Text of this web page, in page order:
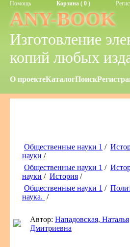
Помощь Корзина ( 0 )
ANY-BOOK
Изготовление
копий любых
О проектеКаталогПоиск
Общественные науки 1 /
науки /
Общественные науки 1 /
науки / История /
Общественные науки 1 /
наука. /
Автор: Нападовская, Наталья
Дмитриевна